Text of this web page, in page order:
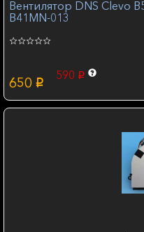
Вентилятор DNS Clevo
B41MN-013
650 p
590 p